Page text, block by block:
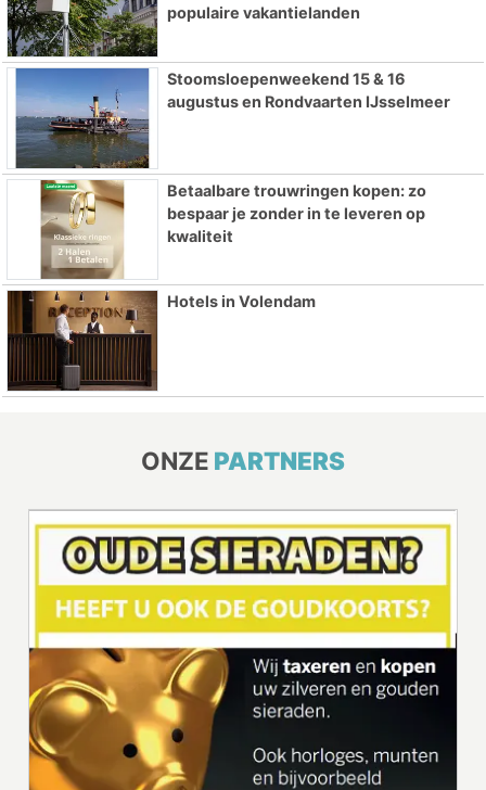
populaire vakantielanden
Stoomsloepenweekend 15 & 16
augustus en Rondvaarten IJsselmeer
Betaalbare trouwringen kopen: zo
bespaar je zonder in te leveren op
kwaliteit
Hotels in Volendam
ONZE PARTNERS